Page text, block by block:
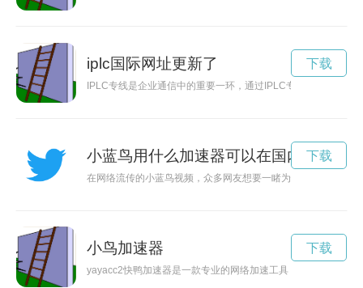
iplc国际网址更新了
IPLC专线是企业通信中的重要一环，通过IPLC专线连接，可以
下载
小蓝鸟用什么加速器可以在国内用
在网络流传的小蓝鸟视频，众多网友想要一睹为快，然而网络
下载
小鸟加速器
yayacc2快鸭加速器是一款专业的网络加速工具，能够帮助用
下载